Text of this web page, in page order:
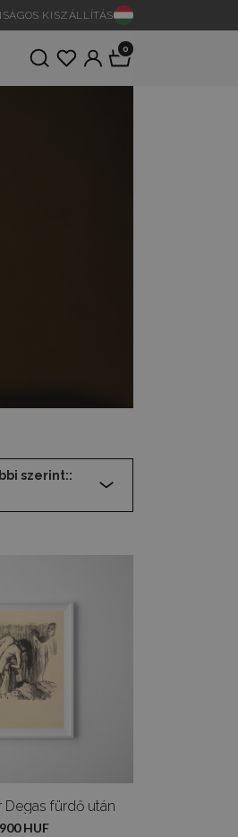
KISZÁLLÍTÁS
0
szerint::
Degas fürdő után
HUF